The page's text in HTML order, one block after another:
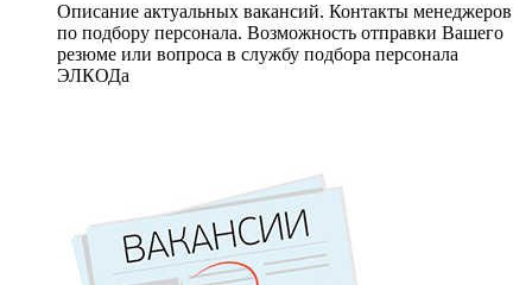
Описание актуальных вакансий. Контакты менеджеров
по подбору персонала. Возможность отправки Вашего
резюме или вопроса в службу подбора персонала
ЭЛКОДа